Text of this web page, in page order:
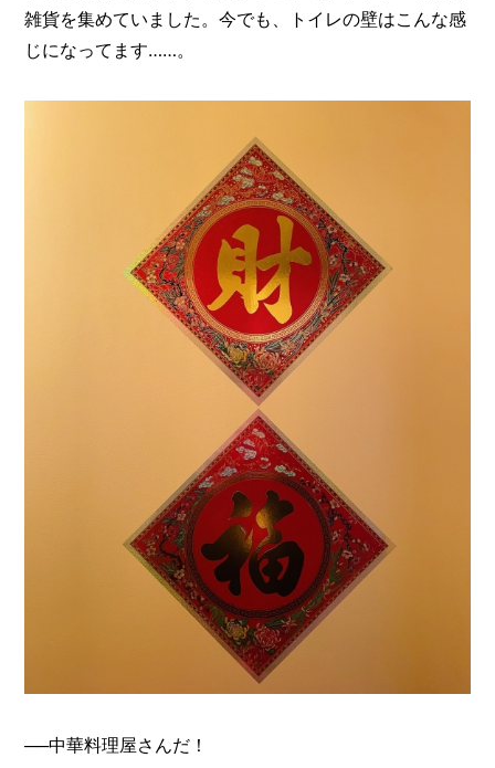
雑貨を集めていました。今でも、トイレの壁はこんな感
じになってます……。
──中華料理屋さんだ！